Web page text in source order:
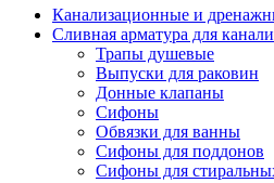
Канализационные и
Сливная арматура для
Трапы душевые
Выпуски для раковин
Донные клапаны
Сифоны
Обвязки для ванны
Сифоны для поддонов
Сифоны для